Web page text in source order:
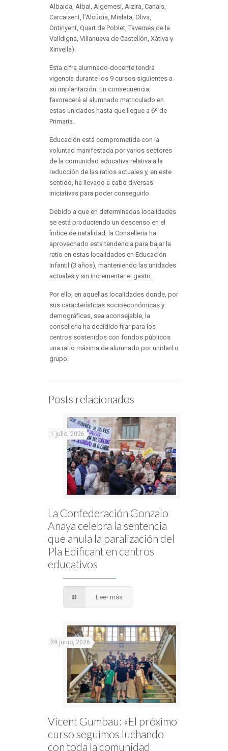
Albaida, Albal, Algemesí, Alzira, Canals,
Carcaixent, l’Alcúdia, Mislata, Oliva,
Ontinyent, Quart de Poblet, Tavernes de la
Valldigna, Villanueva de Castellón, Xàtiva y
Xirivella).
Esta cifra alumnado-docente tendrá
vigencia durante los 9 cursos siguientes a
su implantación. En consecuencia,
favorecerá al alumnado matriculado en
estas unidades hasta que llegue a 6º de
Primaria.
Educación está comprometida con la
voluntad manifestada por varios sectores
de la comunidad educativa relativa a la
reducción de las ratios actuales y, en este
sentido, ha llevado a cabo diversas
iniciativas para poder conseguirlo.
Debido a que en determinadas localidades
se está produciendo un descenso en el
índice de natalidad, la Conselleria ha
aprovechado esta tendencia para bajar la
ratio en estas localidades en Educación
Infantil (3 años), manteniendo las unidades
actuales y sin incrementar el gasto.
Por ello, en aquellas localidades donde, por
sus características socioeconómicas y
demográficas, sea aconsejable, la
conselleria ha decidido fijar para los
centros sostenidos con fondos públicos
una ratio máxima de alumnado por unidad o
grupo.
Posts relacionados
1 julio, 2026
La Confederación Gonzalo
Anaya celebra la sentencia
que anula la paralización del
Pla Edificant en centros
educativos
Leer más
29 junio, 2026
Vicent Gumbau: «El próximo
curso seguimos luchando
con toda la comunidad